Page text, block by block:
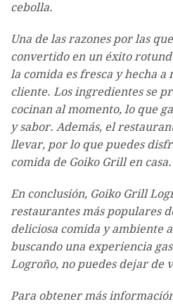
cebolla.
Una de las razones por las
convertido en un éxito
la comida es fresca y hecha a
cliente. Los ingredientes se
cocinan al momento, lo que
y sabor. Además, el
llevar, por lo que puedes
comida de Goiko Grill en casa.
En conclusión, Goiko Grill
restaurantes más populares
deliciosa comida y ambiente
buscando una experiencia
Logroño, no puedes dejar de
Para obtener más